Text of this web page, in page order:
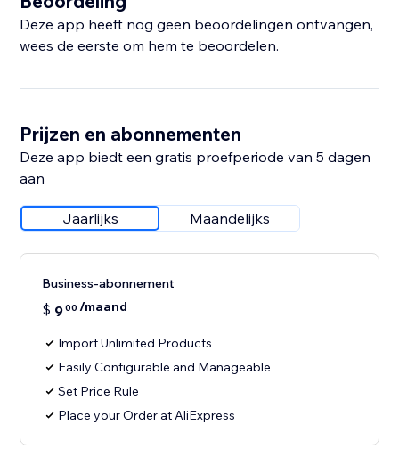
Deze app heeft nog geen beoordelingen ontvangen,
wees de eerste om hem te beoordelen.
Prijzen en abonnementen
Deze app biedt een gratis proefperiode van 5 dagen
aan
Jaarlijks Maandelijks
Business-abonnement
$ 900 /maand
Import Unlimited Products
Easily Configurable and Manageable
Set Price Rule
Place your Order at AliExpress